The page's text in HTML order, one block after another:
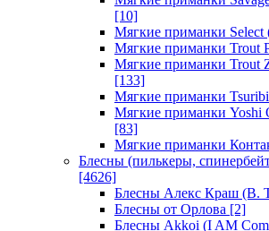
[10]
Мягкие приманки Select
Мягкие приманки Trout
Мягкие приманки Trout
[133]
Мягкие приманки
Мягкие приманки
[83]
Мягкие приманки
Блесны (пилькеры,
[4626]
Блесны Алекс Краш (В.
Блесны от Орлова [2]
Блесны Akkoi (I AM